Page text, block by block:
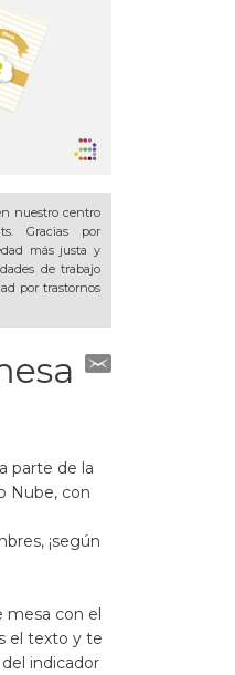
nuestro centro
Gracias por
más justa y
de trabajo
por trastornos
parte de la
Nube, con
¡según
mesa con el
el texto y te
indicador